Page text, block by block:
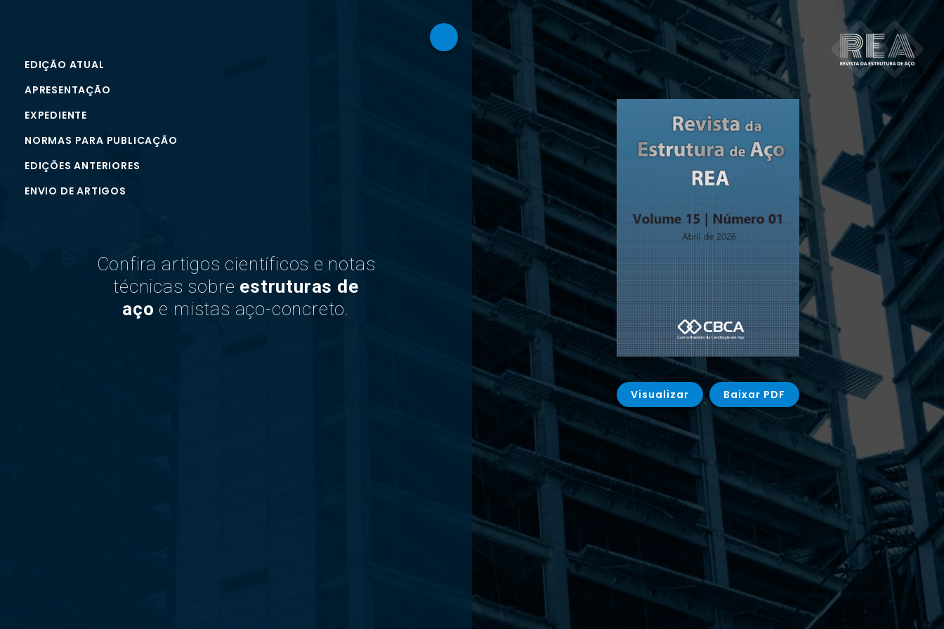
EDIÇÃO ATUAL
APRESENTAÇÃO
EXPEDIENTE
NORMAS PARA PUBLICAÇÃO
EDIÇÕES ANTERIORES
ENVIO DE ARTIGOS
Confira artigos científicos e notas
técnicas sobre estruturas de
aço e mistas aço-concreto.
Visualizar Baixar PDF